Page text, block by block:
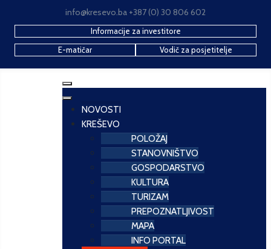
info@kresevo.ba +387 (0) 30 806 602
Informacije za investitore
E-matičar
Vodič za posjetitelje
NOVOSTI
KREŠEVO
POLOŽAJ
STANOVNIŠTVO
GOSPODARSTVO
KULTURA
TURIZAM
PREPOZNATLJIVOST
MAPA
INFO PORTAL